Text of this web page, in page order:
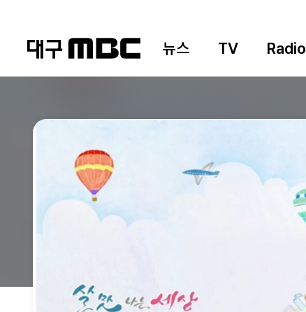
뉴스 TV Radio